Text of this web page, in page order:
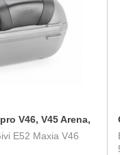
V46, V45 Arena,
E52 Maxia V46